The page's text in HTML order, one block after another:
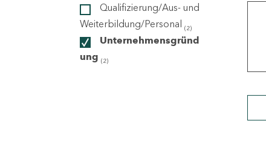
Qualifizierung/Aus- und
Weiterbildung/Personal (2)
Unternehmensgründ
ung (2)